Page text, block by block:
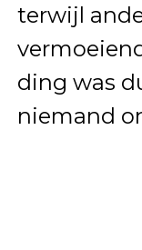
terwijl
ding was
niemand